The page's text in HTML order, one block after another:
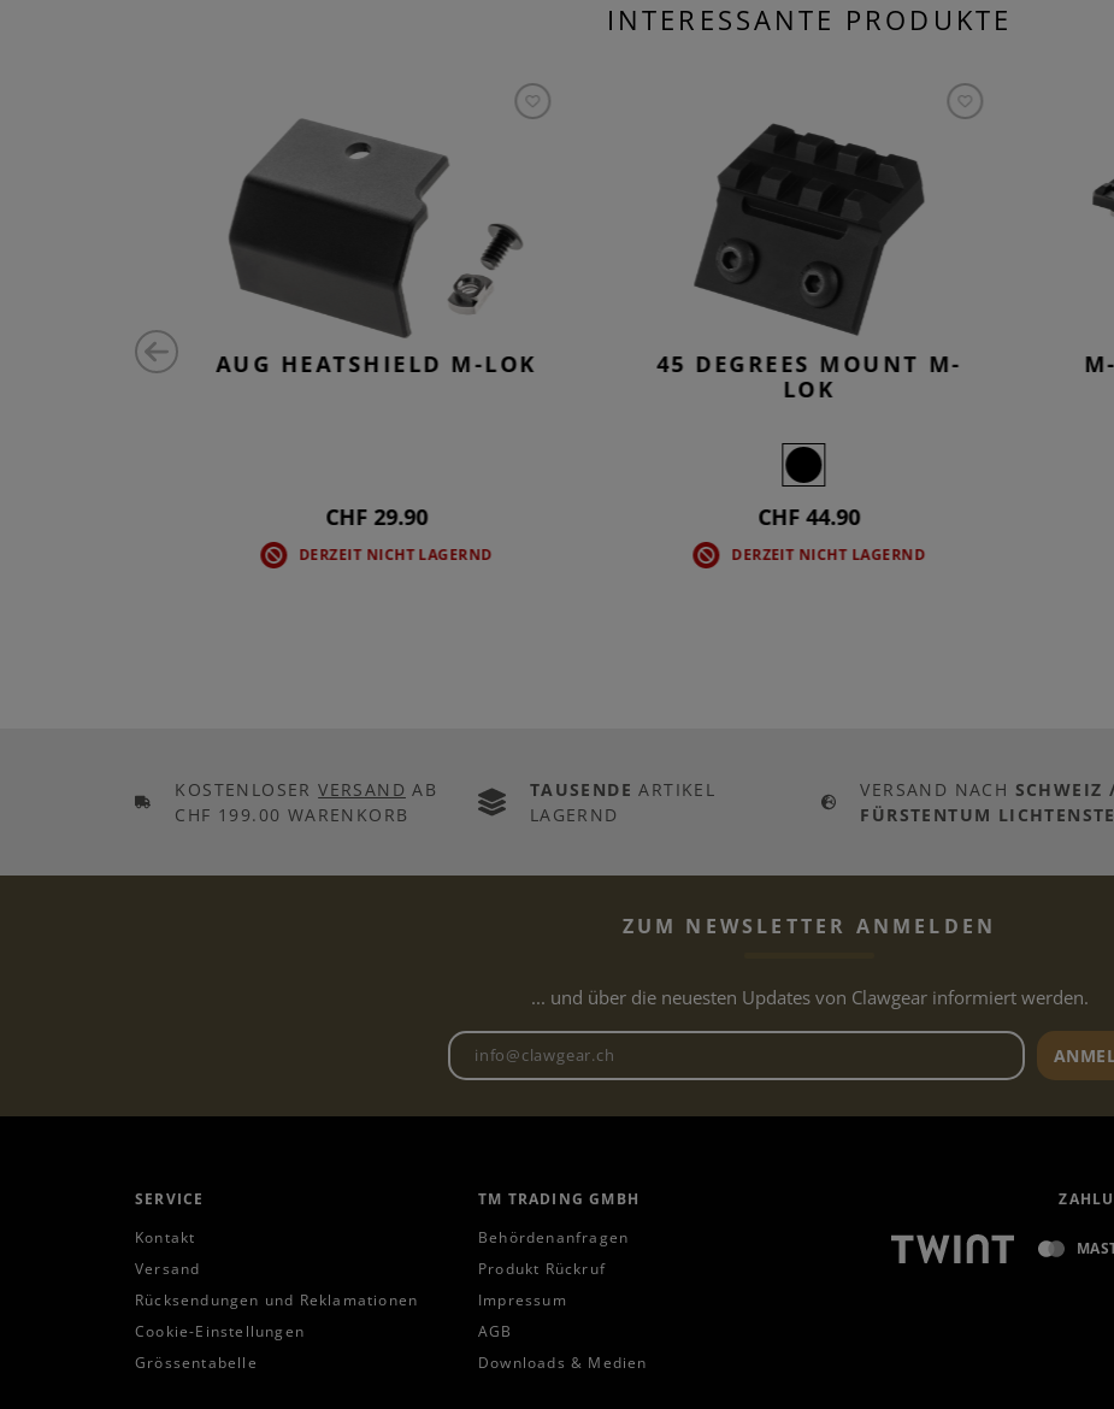
INTERESSANTE PRODUKTE
AUG HEATSHIELD M-LOK
CHF 29.90
DERZEIT NICHT LAGERND
45 DEGREES MOUNT M-
LOK
CHF 44.90
DERZEIT NICHT LAGERND
KOSTENLOSERVERSAND AB
CHF 199.00 WARENKORB
TAUSENDE ARTIKEL
LAGERND
VERSAND NACH SCHWEIZ
FÜRSTENTUM
ZUM NEWSLETTER ANMELDEN
... und über die neuesten Updates von Clawgear informiert werden.
Newsletter E-Mail-Adresse
SERVICE
Kontakt
Versand
Rücksendungen und Reklamationen
Cookie-Einstellungen
Grössentabelle
TM TRADING GMBH
Behördenanfragen
Produkt Rückruf
Impressum
AGB
Downloads & Medien